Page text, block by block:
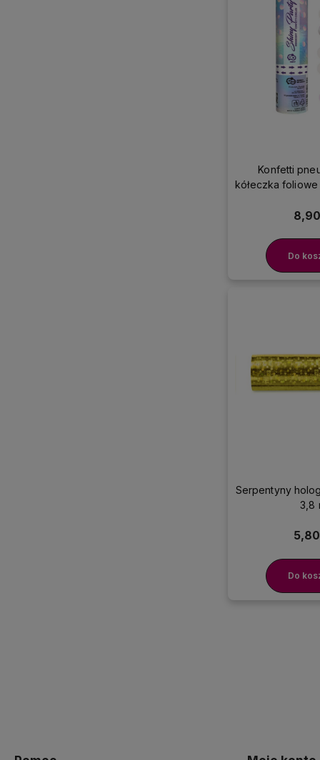
Konfetti
kółeczka foliowe
8,90
Do
Serpentyny
3,8
5,80
Do